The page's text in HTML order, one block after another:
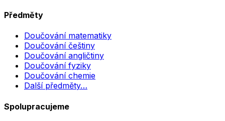
Předměty
Doučování matematiky
Doučování češtiny
Doučování angličtiny
Doučování fyziky
Doučování chemie
Další předměty…
Spolupracujeme